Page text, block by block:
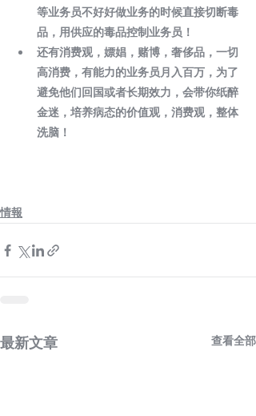
等业务员不好好做业务的时候直接切断毒
品，用供应的毒品控制业务员！
还有消费观，嫖娼，赌博，奢侈品，一切
高消费，有能力的业务员月入百万，为了
避免他们回国或者长期效力，会带你纸醉
金迷，培养病态的价值观，消费观，整体
洗脑！
情報
最新文章 查看全部